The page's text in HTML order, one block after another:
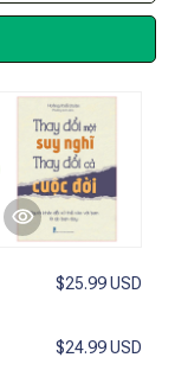
$25.99 USD
$24.99 USD